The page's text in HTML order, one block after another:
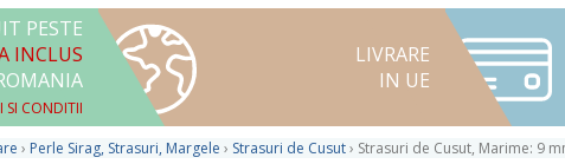
PESTE
INCLUS
SI CONDITII
LIVRARE
IN UE
› Perle Sirag, Strasuri, Margele › Strasuri de Cusut› Strasuri de Cusut, Marime: 9